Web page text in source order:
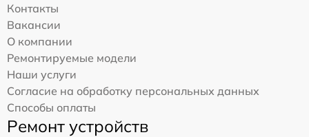
Контакты
Вакансии
О компании
Ремонтируемые модели
Наши услуги
Согласие на обработку персональных данных
Способы оплаты
Ремонт устройств